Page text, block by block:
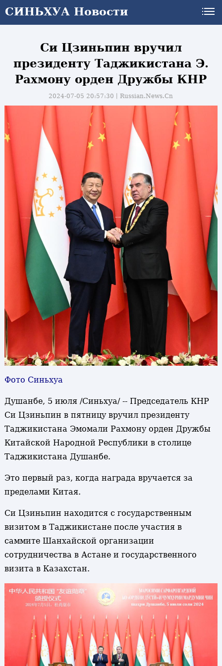
СИНЬХУА Новости
СИНЬХУА Новости
Си Цзиньпин вручил
президенту Таджикистана Э.
Рахмону орден Дружбы КНР
2024-07-05 20:57:30丨Russian.News.Cn
Фото Синьхуа
Душанбе, 5 июля /Синьхуа/ -- Председатель КНР
Си Цзиньпин в пятницу вручил президенту
Таджикистана Эмомали Рахмону орден Дружбы
Китайской Народной Республики в столице
Таджикистана Душанбе.
Это первый раз, когда награда вручается за
пределами Китая.
Си Цзиньпин находится с государственным
визитом в Таджикистане после участия в
саммите Шанхайской организации
сотрудничества в Астане и государственного
визита в Казахстан.